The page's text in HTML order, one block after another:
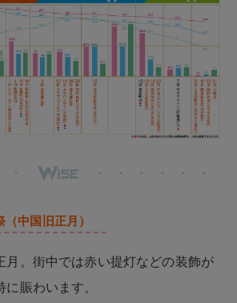
中国旧正月）
月。街中では赤い提灯などの装飾が
賑わいます。